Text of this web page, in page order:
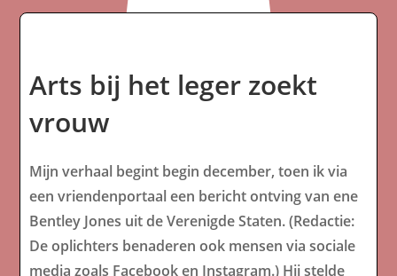
Arts bij het leger zoekt
vrouw
Mijn verhaal begint begin december, toen ik via
een vriendenportaal een bericht ontving van ene
Bentley Jones uit de Verenigde Staten. (Redactie:
De oplichters benaderen ook mensen via sociale
media zoals Facebook en Instagram.) Hij stelde